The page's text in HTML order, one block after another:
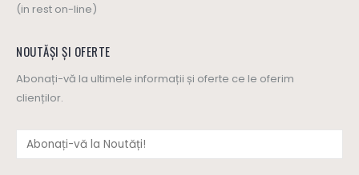
(in rest on-line)
NOUTĂȘI ȘI OFERTE
Abonați-vă la ultimele informații și oferte ce le oferim
clienților.